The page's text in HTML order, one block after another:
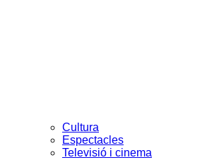
Cultura
Espectacles
Televisió i cinema